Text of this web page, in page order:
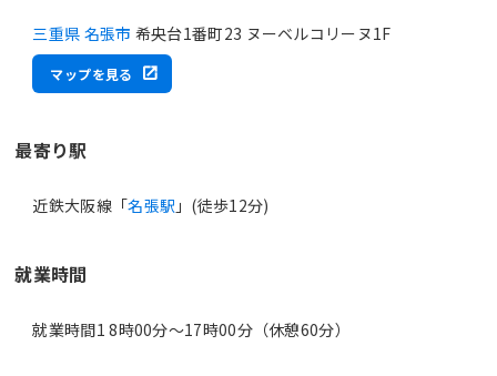
三重県 名張市 希央台1番町23 ヌーベルコリーヌ1F
マップを見る
最寄り駅
近鉄大阪線「名張駅 」(徒歩12分)
就業時間
就業時間1 8時00分〜17時00分（休憩60分）